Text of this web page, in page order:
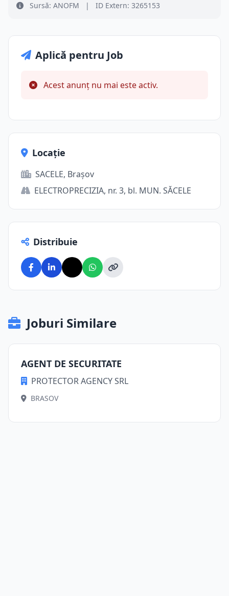
Sursă: ANOFM | ID Extern: 3265153
Aplică pentru Job
Acest anunț nu mai este activ.
Locație
SACELE, Brașov
ELECTROPRECIZIA, nr. 3, bl. MUN. SĂCELE
Distribuie
Joburi Similare
AGENT DE SECURITATE
PROTECTOR AGENCY SRL
BRASOV